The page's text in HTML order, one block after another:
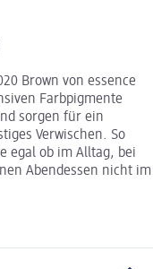
Brown von essence
Farbpigmente
sorgen für ein
Verwischen. So
egal ob im Alltag, bei
Abendessen nicht im